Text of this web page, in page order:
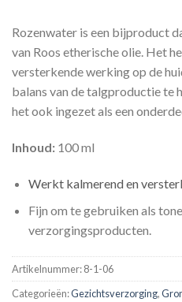
Rozenwater is een bijproduct
van Roos etherische olie. Het
versterkende werking op de
balans van de talgproductie te
het ook ingezet als een
Inhoud: 100 ml
Werkt kalmerend en
Fijn om te gebruiken als
verzorgingsproducten.
Artikelnummer:8-1-06
Categorieën:Gezichtsverzorging,